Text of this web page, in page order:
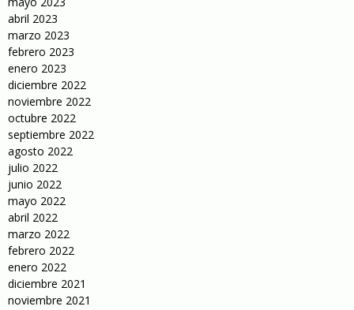
abril 2023
marzo 2023
febrero 2023
enero 2023
diciembre 2022
noviembre 2022
octubre 2022
septiembre 2022
agosto 2022
julio 2022
junio 2022
mayo 2022
abril 2022
marzo 2022
febrero 2022
enero 2022
diciembre 2021
noviembre 2021